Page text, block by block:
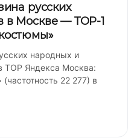
русских
в Москве — TOP-1
народных и
TOP Яндекса Москва:
22 277) в